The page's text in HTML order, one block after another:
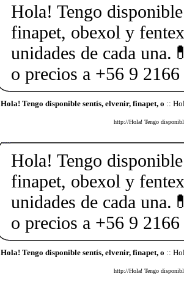
Hola! Tengo
finapet, obexol y
unidades de cada
o precios a +56 9
Hola! Tengo disponible sentís, elvenir, finapet, o ::
http://Hola! Tengo
Hola! Tengo
finapet, obexol y
unidades de cada
o precios a +56 9
Hola! Tengo disponible sentís, elvenir, finapet, o ::
http://Hola! Tengo